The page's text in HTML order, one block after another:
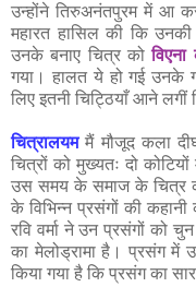
उन्होंने तिरुअनंतपुरम में आ
महारत हासिल की कि
उनके बनाए चित्र कोविएना
गया। हालत ये हो गई उनके
लिए इतनी चिट्ठियाँ आने लगीं
चित्रालयममैं मौजूद कला
चित्रों को मुख्यतः दो
उस समय के समाज के चित्र
के विभिन्न प्रसंगों की
रवि वर्मा ने उन प्रसंगों को
का मेलोड्रामा है। प्रसंग में
किया गया है कि प्रसंग का